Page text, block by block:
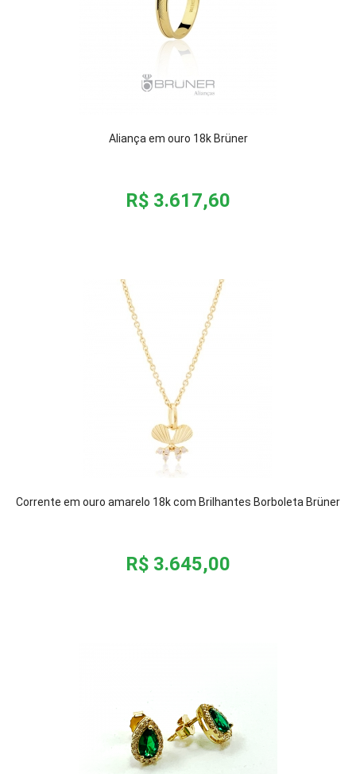
Aliança em ouro 18k Brüner
R$ 3.617,60
Corrente em ouro amarelo 18k com Brilhantes Borboleta Brüner
R$ 3.645,00